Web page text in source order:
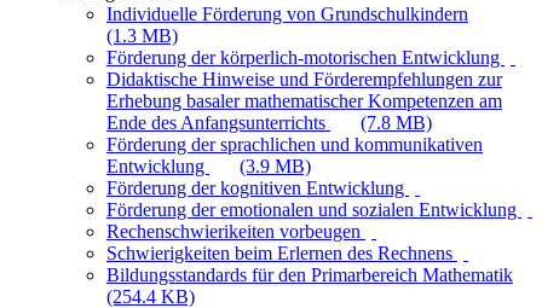
Individuelle Förderung von Grundschulkindern
(1.3 MB)
Förderung der körperlich-motorischen Entwicklung
Didaktische Hinweise und Förderempfehlungen zur
Erhebung basaler mathematischer Kompetenzen am
Ende des Anfangsunterrichts
(7.8 MB)
Förderung der sprachlichen und kommunikativen
Entwicklung
(3.9 MB)
Förderung der kognitiven Entwicklung
Förderung der emotionalen und sozialen Entwicklung
Rechenschwierikeiten vorbeugen
Schwierigkeiten beim Erlernen des Rechnens
Bildungsstandards für den Primarbereich Mathematik
(254.4 KB)